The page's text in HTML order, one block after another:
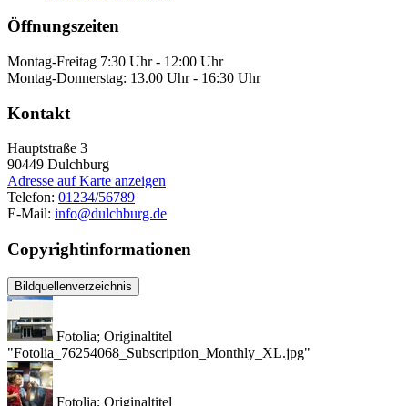
Öffnungszeiten
Montag-Freitag 7:30 Uhr - 12:00 Uhr
Montag-Donnerstag: 13.00 Uhr - 16:30 Uhr
Kontakt
Hauptstraße 3
90449 Dulchburg
Adresse auf Karte anzeigen
Telefon: 01234/56789
E-Mail: info@dulchburg.de
Copyrightinformationen
Bildquellenverzeichnis
Fotolia; Originaltitel
"Fotolia_76254068_Subscription_Monthly_XL.jpg"
Fotolia; Originaltitel